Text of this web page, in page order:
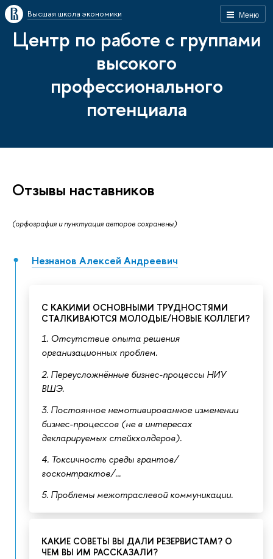
Меню
Высшая школа экономики
Центр по работе с группами
высокого
профессионального
потенциала
Отзывы наставников
(орфография и пунктуация авторов сохранены)
Незнанов Алексей Андреевич
С КАКИМИ ОСНОВНЫМИ ТРУДНОСТЯМИ
СТАЛКИВАЮТСЯ МОЛОДЫЕ/НОВЫЕ КОЛЛЕГИ?
1. Отсутствие опыта решения
организационных проблем.
2. Переусложнённые бизнес-процессы НИУ
ВШЭ.
3. Постоянное немотивированное изменении
бизнес-процессов (не в интересах
декларируемых стейкхолдеров).
4. Токсичность среды грантов/
госконтрактов/...
5. Проблемы межотраслевой коммуникации.
КАКИЕ СОВЕТЫ ВЫ ДАЛИ РЕЗЕРВИСТАМ? О
ЧЕМ ВЫ ИМ РАССКАЗАЛИ?